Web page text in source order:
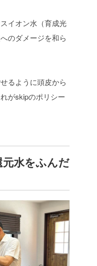
イオン水（育成光
のダメージを和ら
るように頭皮から
がskipのポリシー
水をふんだ